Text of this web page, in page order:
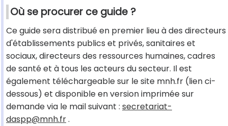
Où se procurer ce guide ?
Ce guide sera distribué en premier lieu à des directeurs
d'établissements publics et privés, sanitaires et
sociaux, directeurs des ressources humaines, cadres
de santé et à tous les acteurs du secteur. Il est
également téléchargeable sur le site mnh.fr (lien ci-
dessous) et disponible en version imprimée sur
demande via le mail suivant : secretariat-
daspp@mnh.fr.